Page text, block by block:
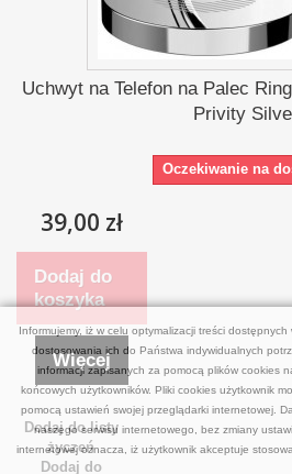
Informujemy, iż w celu optymalizacji treści dostępnych
dostosowania ich do Państwa indywidualnych
informacji zapisanych za pomocą plików cookies
końcowych użytkowników. Pliki cookies użytkownik
pomocą ustawień swojej przeglądarki internetowej.
naszego serwisu internetowego, bez zmiany
internetowej oznacza, iż użytkownik akceptuje
Uchwyt na Telefon na Palec
Privity
Oczekiwanie na
39,00 zł
Dodaj do
koszyka
Więcej
Dodaj do listy
życzeń
Dodaj do